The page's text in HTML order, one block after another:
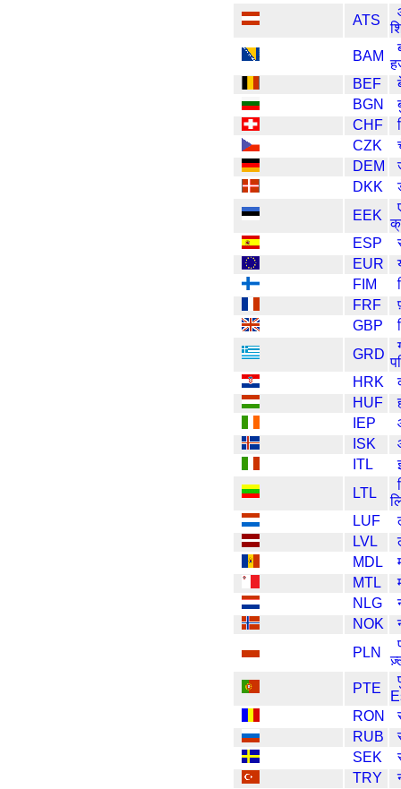
ATS
BAM
BEF
BGN
CHF
CZK
DEM
DKK
EEK
ESP
EUR
FIM
FRF
GBP
GRD
HRK
HUF
IEP
ISK
ITL
LTL
LUF
LVL
MDL
MTL
NLG
NOK
PLN
PTE
RON
RUB
SEK
TRY